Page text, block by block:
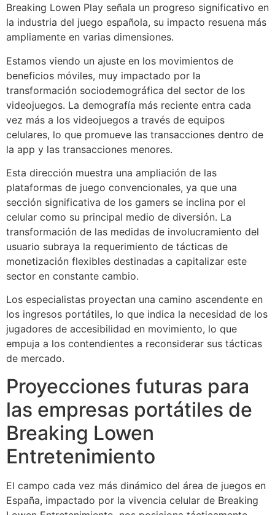
Breaking Lowen Play señala un progreso significativo en
la industria del juego española, su impacto resuena más
ampliamente en varias dimensiones.
Estamos viendo un ajuste en los movimientos de
beneficios móviles, muy impactado por la
transformación sociodemográfica del sector de los
videojuegos. La demografía más reciente entra cada
vez más a los videojuegos a través de equipos
celulares, lo que promueve las transacciones dentro de
la app y las transacciones menores.
Esta dirección muestra una ampliación de las
plataformas de juego convencionales, ya que una
sección significativa de los gamers se inclina por el
celular como su principal medio de diversión. La
transformación de las medidas de involucramiento del
usuario subraya la requerimiento de tácticas de
monetización flexibles destinadas a capitalizar este
sector en constante cambio.
Los especialistas proyectan una camino ascendente en
los ingresos portátiles, lo que indica la necesidad de los
jugadores de accesibilidad en movimiento, lo que
empuja a los contendientes a reconsiderar sus tácticas
de mercado.
Proyecciones futuras para
las empresas portátiles de
Breaking Lowen
Entretenimiento
El campo cada vez más dinámico del área de juegos en
España, impactado por la vivencia celular de Breaking